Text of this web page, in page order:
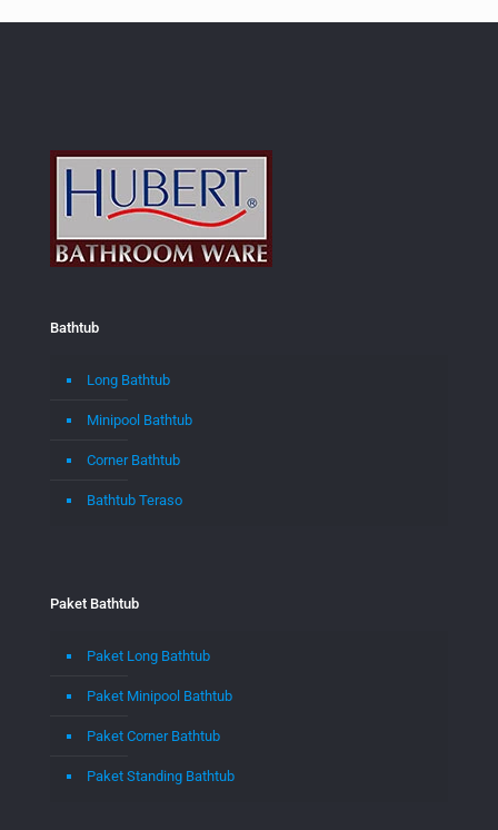
Bathtub
Long Bathtub
Minipool Bathtub
Corner Bathtub
Bathtub Teraso
Paket Bathtub
Paket Long Bathtub
Paket Minipool Bathtub
Paket Corner Bathtub
Paket Standing Bathtub